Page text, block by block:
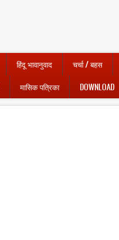
हिंदू भावानुवाद चर्चा / बहस
मासिक पत्रिका DOWNLOAD